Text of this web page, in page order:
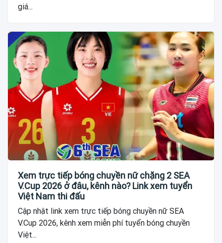
giá...
Xem trực tiếp bóng chuyền nữ chặng 2 SEA
V.Cup 2026 ở đâu, kênh nào? Link xem tuyển
Việt Nam thi đấu
Cập nhật link xem trực tiếp bóng chuyền nữ SEA
V.Cup 2026, kênh xem miễn phí tuyển bóng chuyền
Việt...